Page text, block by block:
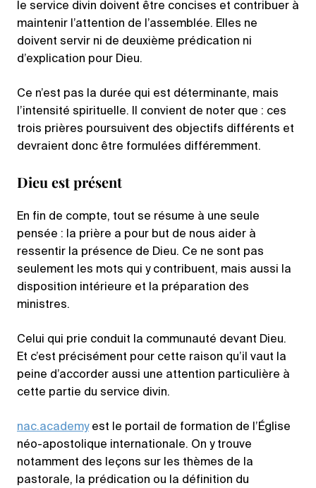
le service divin doivent être concises et contribuer à
maintenir l’attention de l’assemblée. Elles ne
doivent servir ni de deuxième prédication ni
d’explication pour Dieu.
Ce n’est pas la durée qui est déterminante, mais
l’intensité spirituelle. Il convient de noter que : ces
trois prières poursuivent des objectifs différents et
devraient donc être formulées différemment.
Dieu est présent
En fin de compte, tout se résume à une seule
pensée : la prière a pour but de nous aider à
ressentir la présence de Dieu. Ce ne sont pas
seulement les mots qui y contribuent, mais aussi la
disposition intérieure et la préparation des
ministres.
Celui qui prie conduit la communauté devant Dieu.
Et c’est précisément pour cette raison qu’il vaut la
peine d’accorder aussi une attention particulière à
cette partie du service divin.
nac.academyest le portail de formation de l’Église
néo-apostolique internationale. On y trouve
notamment des leçons sur les thèmes de la
pastorale, la prédication ou la définition du